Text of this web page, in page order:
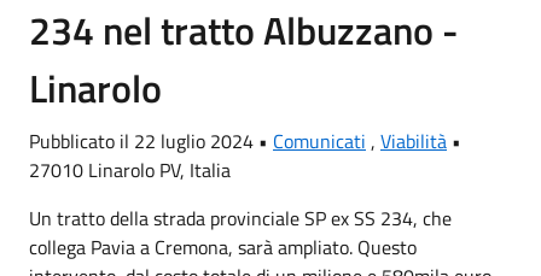
234 nel tratto Albuzzano -
Linarolo
Pubblicato il 22 luglio 2024 • Comunicati , Viabilità •
27010 Linarolo PV, Italia
Un tratto della strada provinciale SP ex SS 234, che
collega Pavia a Cremona, sarà ampliato. Questo